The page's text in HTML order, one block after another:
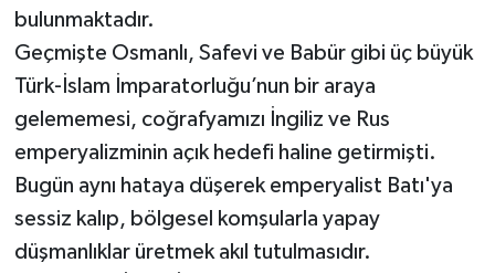
bulunmaktadır.
Geçmişte Osmanlı, Safevi ve Babür gibi üç büyük
Türk-İslam İmparatorluğu’nun bir araya
gelememesi, coğrafyamızı İngiliz ve Rus
emperyalizminin açık hedefi haline getirmişti.
Bugün aynı hataya düşerek emperyalist Batı'ya
sessiz kalıp, bölgesel komşularla yapay
düşmanlıklar üretmek akıl tutulmasıdır.